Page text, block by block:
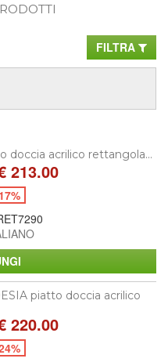
FILTRA
doccia acrilico rettangola...
213.00
piatto doccia acrilico
220.00